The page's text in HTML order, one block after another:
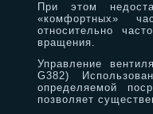
При этом
«комфортных»
относительно
вращения.
Управление
G382)
определяемой
позволяет